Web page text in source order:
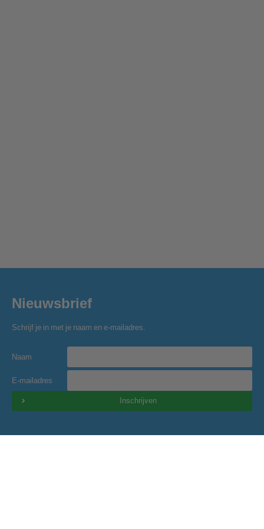
Nieuwsbrief
Schrijf je in met je naam en e-mailadres.
Naam
E-mailadres
Inschrijven